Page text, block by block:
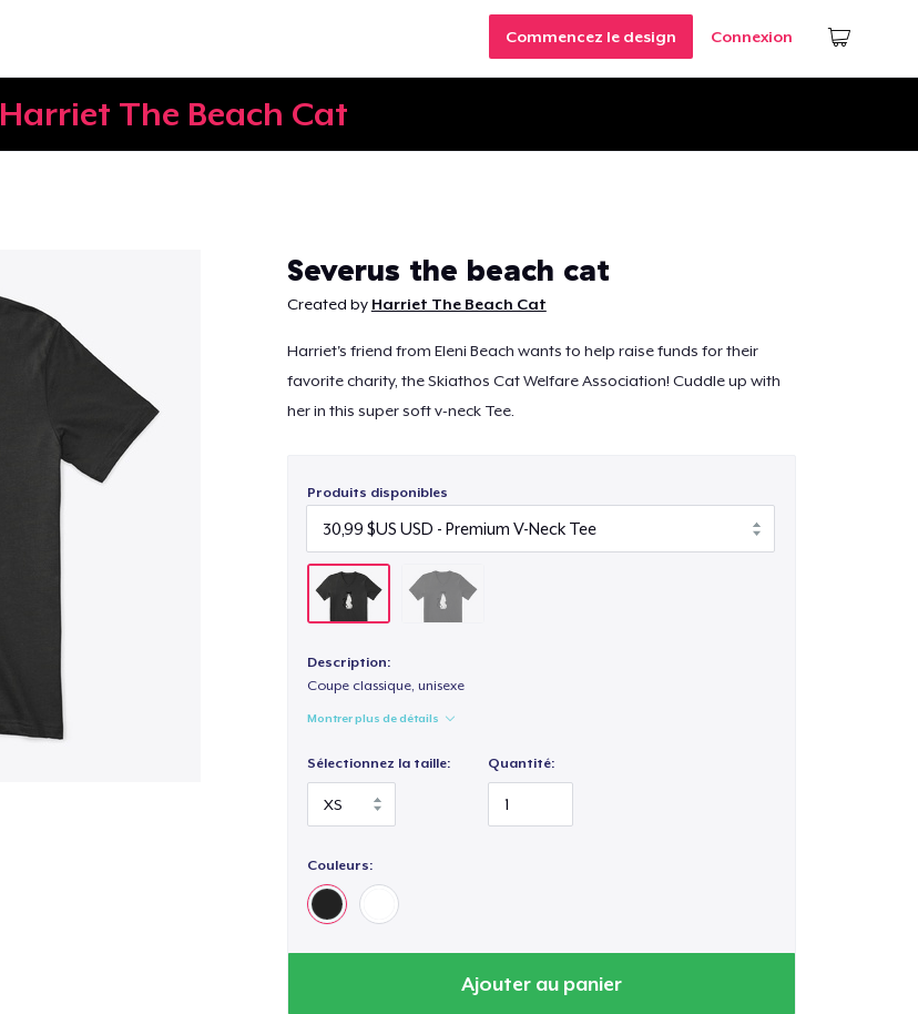
Commencez le design Connexion
Harriet The Beach Cat
Severus the beach cat
Created by Harriet The Beach Cat
Harriet's friend from Eleni Beach wants to help raise funds for their
favorite charity, the Skiathos Cat Welfare Association! Cuddle up with
her in this super soft v-neck Tee.
Produits disponibles
Description:
Coupe classique, unisexe
Montrer plus de détails
Sélectionnez la taille: Quantité:
Couleurs:
Ajouter au panier